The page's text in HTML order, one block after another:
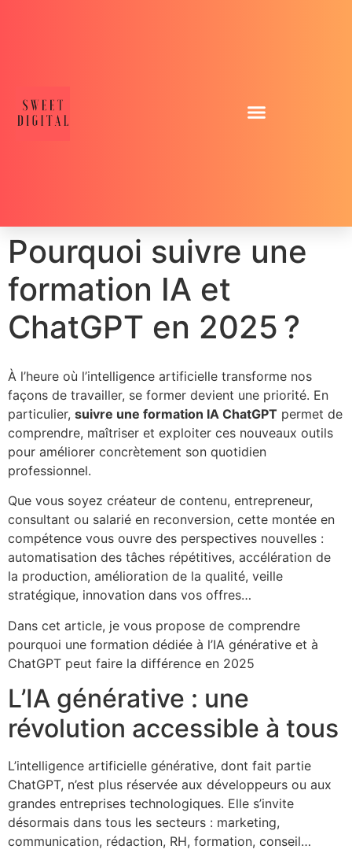
Pourquoi suivre une
formation IA et
ChatGPT en 2025 ?
À l’heure où l’intelligence artificielle transforme nos
façons de travailler, se former devient une priorité. En
particulier, suivre une formation IA ChatGPT permet de
comprendre, maîtriser et exploiter ces nouveaux outils
pour améliorer concrètement son quotidien
professionnel.
Que vous soyez créateur de contenu, entrepreneur,
consultant ou salarié en reconversion, cette montée en
compétence vous ouvre des perspectives nouvelles :
automatisation des tâches répétitives, accélération de
la production, amélioration de la qualité, veille
stratégique, innovation dans vos offres…
Dans cet article, je vous propose de comprendre
pourquoi une formation dédiée à l’IA générative et à
ChatGPT peut faire la différence en 2025
L’IA générative : une
révolution accessible à tous
L’intelligence artificielle générative, dont fait partie
ChatGPT, n’est plus réservée aux développeurs ou aux
grandes entreprises technologiques. Elle s’invite
désormais dans tous les secteurs : marketing,
communication, rédaction, RH, formation, conseil…